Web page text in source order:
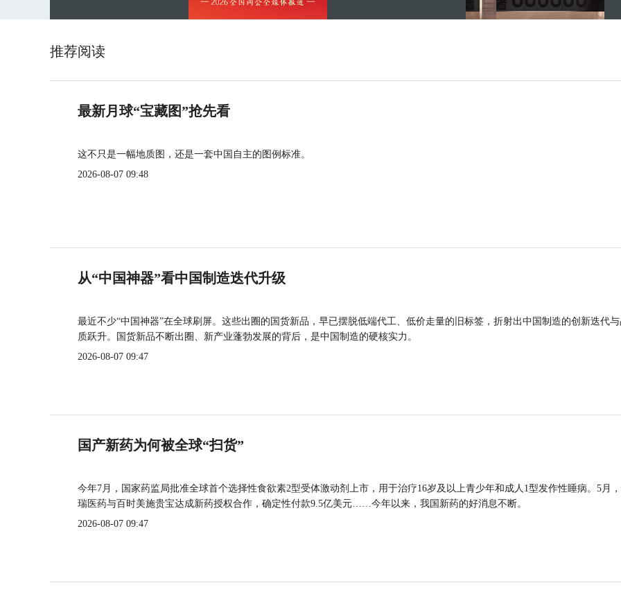
推荐阅读
最新月球“宝藏图”抢先看
这不只是一幅地质图，还是一套中国自主的图例标准。
2026-08-07 09:48
从“中国神器”看中国制造迭代升级
最近不少“中国神器”在全球刷屏。这些出圈的国货新品，早已摆脱低端代工、低价走量的旧标签，折射出中国制造的创新迭代
质跃升。国货新品不断出圈、新产业蓬勃发展的背后，是中国制造的硬核实力。
2026-08-07 09:47
国产新药为何被全球“扫货”
今年7月，国家药监局批准全球首个选择性食欲素2型受体激动剂上市，用于治疗16岁及以上青少年和成人1型发作性睡病。5月
瑞医药与百时美施贵宝达成新药授权合作，确定性付款9.5亿美元……今年以来，我国新药的好消息不断。
2026-08-07 09:47